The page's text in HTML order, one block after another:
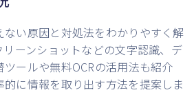
い原因と対処法をわかりやすく解
ーンショットなどの文字認識、デ
ールや無料OCRの活用法も紹介
的に情報を取り出す方法を提案しま